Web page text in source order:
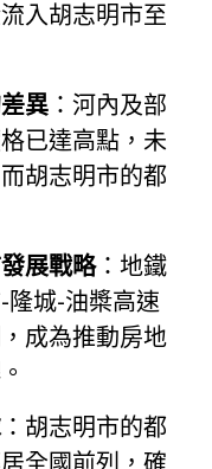
入胡志明市至
異 ：河內及部
已達高點，未
胡志明市的都
展戰略：地鐵
隆城-油槳高速
成為推動房地
：胡志明市的都